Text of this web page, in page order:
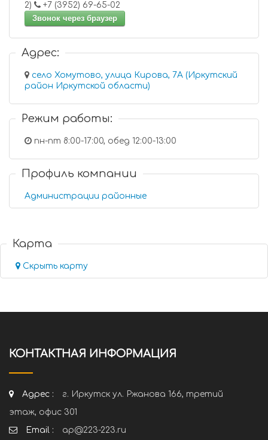
2)
+7 (3952) 69-65-02
Звонок через браузер
Адрес:
село Хомутово, улица Кирова, 7А (Иркутский
район Иркутской области)
Режим работы:
пн-пт 8:00-17:00, обед 12:00-13:00
Профиль компании
Администрации районные
Карта
Скрыть карту
КОНТАКТНАЯ ИНФОРМАЦИЯ
Адрес :
г. Иркутск ул. Ржанова 166, третий
этаж, офис 301
Email :
ap@223-223.ru